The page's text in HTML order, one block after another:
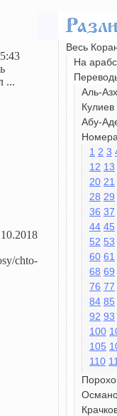
Весь
На
Аль-
Кулиев
Абу-
1 2 3
12 13
20 21
28 29
36 37
44 45
52 53
60 61
68 69
76 77
84 85
92 93
100
105
110
...
chto-